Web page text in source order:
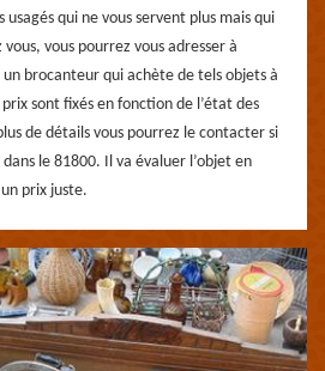
usagés qui ne vous servent plus mais qui
vous pourrez vous adresser à
un brocanteur qui achète de tels objets à
sont fixés en fonction de l’état des
de détails vous pourrez le contacter si
le 81800. Il va évaluer l’objet en
prix juste.